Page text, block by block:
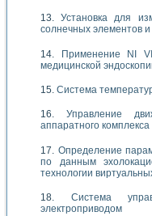
Установка для
солнечных элементов
Применение NI
медицинской
Система
Управление
аппаратного
Определение
по данным
технологии
Система
электроприводом